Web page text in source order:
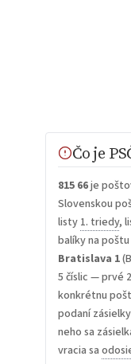
Čo je
815 66je
Slovenskou
listy 1. triedy,
balíky na
Bratislava 1
5 číslic — prvé
konkrétnu
podaní
neho sa
vracia sa